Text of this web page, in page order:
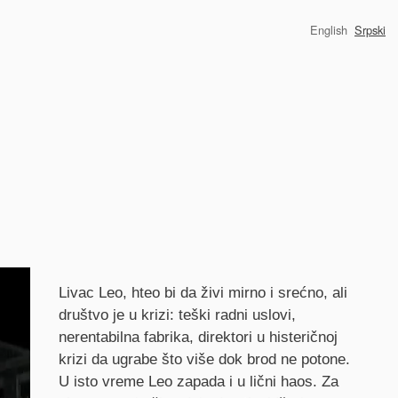
English Srpski
Synopsis
Livac Leo, hteo bi da živi mirno i srećno, ali
društvo je u krizi: teški radni uslovi,
nerentabilna fabrika, direktori u histeričnoj
krizi da ugrabe što više dok brod ne potone.
U isto vreme Leo zapada i u lični haos. Za